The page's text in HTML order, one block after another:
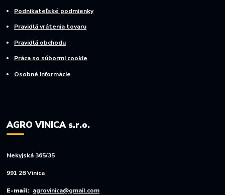
Podnikateľské podmienky
Pravidlá vrátenia tovaru
Pravidlá obchodu
Práca so súbormi cookie
Osobné informácie
AGRO VINICA s.r.o.
Nekyjská 365/35
991 28 Vinica
E-mail: agrovinica@gmail.com